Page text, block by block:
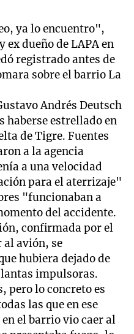
ya lo encuentro",
dueño de LAPA en
registrado antes de
sobre el barrio La
Andrés Deutsch
haberse estrellado en
de Tigre. Fuentes
a la agencia
a una velocidad
para el aterrizaje"
"funcionaban a
del accidente.
confirmada por el
al avión, se
hubiera dejado de
impulsoras.
pero lo concreto es
las que en ese
el barrio vio caer al